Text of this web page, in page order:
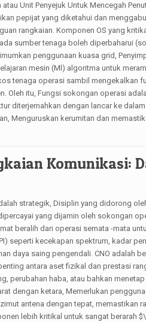
Unit Penyejuk Untuk Mencegah
pepijat yang diketahui dan
rangkaian. Komponen OS yang
sumber tenaga boleh diperbaharui
penggunaan kuasa grid,
mesin (Ml) algoritma untuk
tenaga operasi sambil mengekalkan
Oleh itu, Fungsi sokongan operasi
diterjemahkan dengan lancar ke
Menguruskan kerumitan dan
Komunikasi:
strategik, Disiplin yang didorong
yang dijamin oleh sokongan
beralih dari operasi semata -mata
seperti kecekapan spektrum, kadar
daya saing pengendali. CNO adalah
antara aset fizikal dan prestasi
perubahan haba, atau bahkan
dengan ketara, Memerlukan
antena dengan tepat, memastikan
lebih kritikal untuk sangat berarah